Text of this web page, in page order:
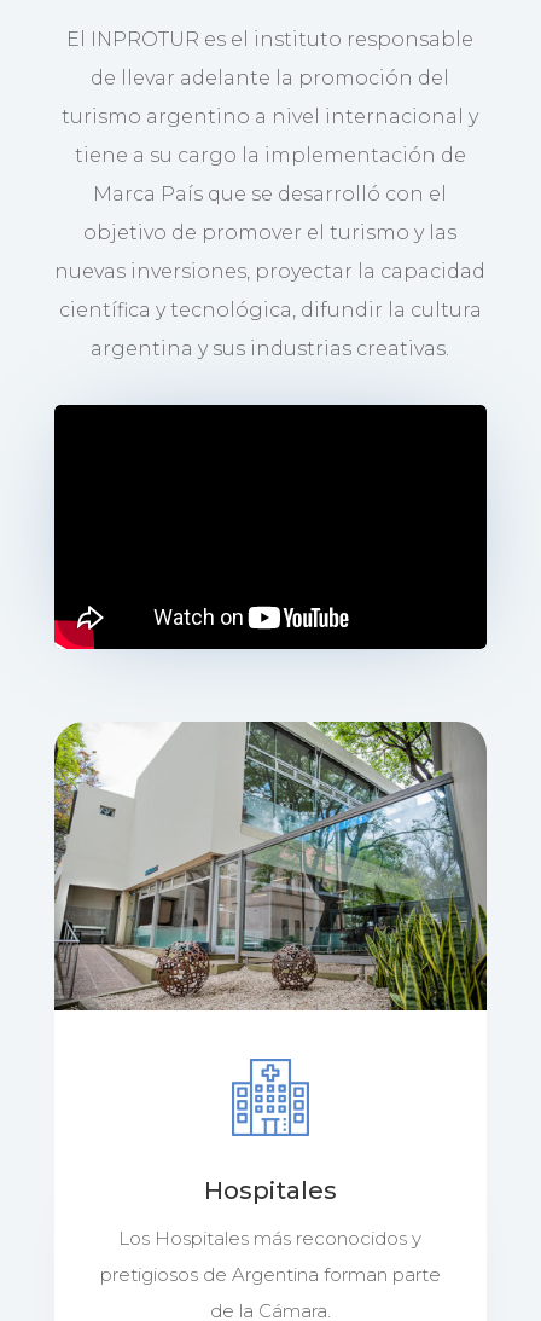
El INPROTUR es el instituto responsable
de llevar adelante la promoción del
turismo argentino a nivel internacional y
tiene a su cargo la implementación de
Marca País que se desarrolló con el
objetivo de promover el turismo y las
nuevas inversiones, proyectar la capacidad
científica y tecnológica, difundir la cultura
argentina y sus industrias creativas.
Hospitales
Los Hospitales más reconocidos y
pretigiosos de Argentina forman parte
de la Cámara.